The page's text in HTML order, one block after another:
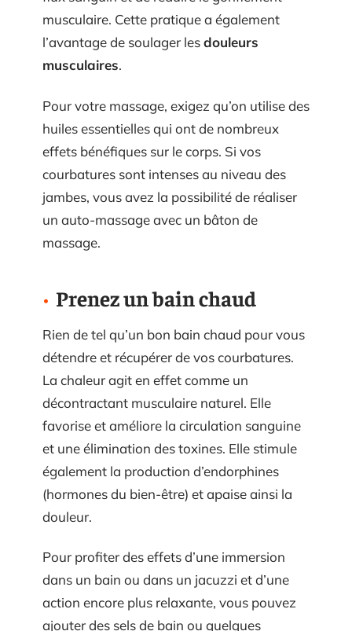
musculaire. Cette pratique a également
l’avantage de soulager lesdouleurs
musculaires.
Pour votre massage, exigez qu’on utilise des
huiles essentielles qui ont de nombreux
effets bénéfiques sur le corps. Si vos
courbatures sont intenses au niveau des
jambes, vous avez la possibilité de réaliser
un auto-massage avec un bâton de
massage.
Prenez un bain chaud
Rien de tel qu’un bon bain chaud pour vous
détendre et récupérer de vos courbatures.
La chaleur agit en effet comme un
décontractant musculaire naturel. Elle
favorise et améliore la circulation sanguine
et une élimination des toxines. Elle stimule
également la production d’endorphines
(hormones du bien-être) et apaise ainsi la
douleur.
Pour profiter des effets d’une immersion
dans un bain ou dans un jacuzzi et d’une
action encore plus relaxante, vous pouvez
ajouter des sels de bain ou quelques